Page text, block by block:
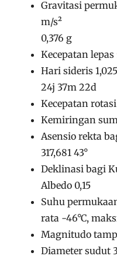
Gravitasi
m/s²
0,376 g
Kecepatan lepas
Hari sideris
24j 37m 22d
Kecepatan
Kemiringan
Asensio rekta
317,681 43°
Deklinasi bagi
Albedo 0,15
Suhu
rata -46°C,
Magnitudo
Diameter sudut